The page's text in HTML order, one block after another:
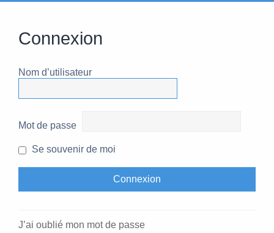
Connexion
Nom d’utilisateur
Mot de passe
Se souvenir de moi
J’ai oublié mon mot de passe